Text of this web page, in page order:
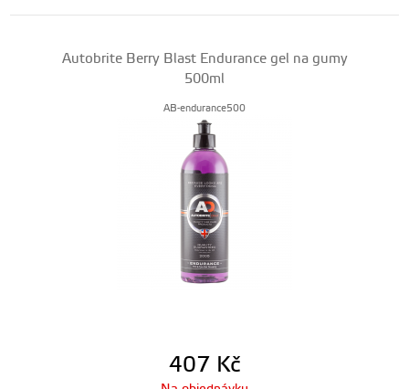
Autobrite Berry Blast Endurance gel na gumy
500ml
AB-endurance500
407 Kč